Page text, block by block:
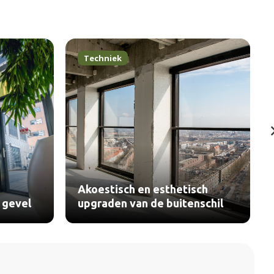
gevel
Techniek
Akoestisch en esthetisch
upgraden van de buitenschil